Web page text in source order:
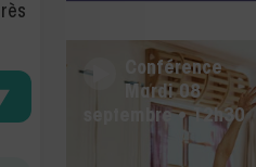
Conférence
Mercredi 26